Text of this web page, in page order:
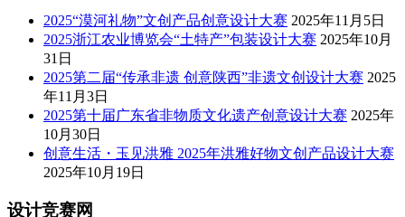
2025“漠河礼物”文创产品创意设计大赛 2025年11月5日
2025浙江农业博览会“土特产”包装设计大赛 2025年10月
31日
2025第二届“传承非遗 创意陕西”非遗文创设计大赛 2025
年11月3日
2025第十届广东省非物质文化遗产创意设计大赛 2025年
10月30日
创意生活・玉见洪雅 2025年洪雅好物文创产品设计大赛
2025年10月19日
设计竞赛网